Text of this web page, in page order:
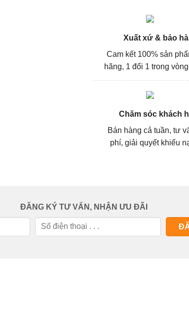
Xuất xứ & bảo
Cam kết 100% sản
hãng, 1 đổi 1 trong
Chăm sóc khách
Bán hàng cả tuần, tư
phí, giải quyết khiếu
ĐĂNG KÝ TƯ VẤN, NHẬN ƯU ĐÃI